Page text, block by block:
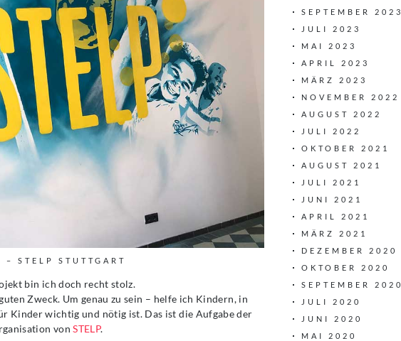
– STELP STUTTGART
bin ich doch recht stolz.
Zweck. Um genau zu sein – helfe ich Kindern, in
Kinder wichtig und nötig ist. Das ist die Aufgabe der
vonSTELP.
SEPTEMBER 2023
JULI 2023
MAI 2023
APRIL 2023
MÄRZ 2023
NOVEMBER 2022
AUGUST 2022
JULI 2022
OKTOBER 2021
AUGUST 2021
JULI 2021
JUNI 2021
APRIL 2021
MÄRZ 2021
DEZEMBER 2020
OKTOBER 2020
SEPTEMBER 2020
JULI 2020
JUNI 2020
MAI 2020